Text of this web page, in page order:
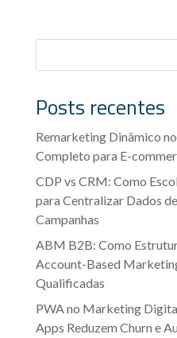
Posts recentes
Remarketing Dinâmico
Completo para E-
CDP vs CRM: Como
para Centralizar Dados
Campanhas
ABM B2B: Como
Account-Based
Qualificadas
PWA no Marketing
Apps Reduzem Churn e